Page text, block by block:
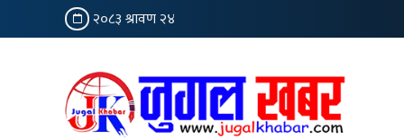
२०८३ श्रावण २४